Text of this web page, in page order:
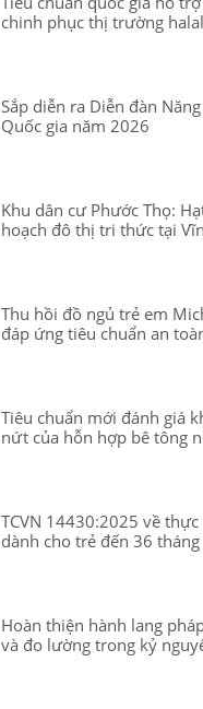
chinh phục thị trường halal
Sắp diễn ra Diễn đàn
Quốc gia năm 2026
Khu dân cư Phước Thọ:
hoạch đô thị tri thức tại
Thu hồi đồ ngủ trẻ em
đáp ứng tiêu chuẩn an
Tiêu chuẩn mới đánh giá
nứt của hỗn hợp bê tông
TCVN 14430:2025 về
dành cho trẻ đến 36
Hoàn thiện hành lang
và đo lường trong kỷ